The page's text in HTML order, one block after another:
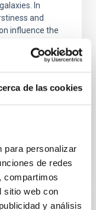
de las cookies
para personalizar
de redes
compartimos
sitio web con
y análisis
In
and
influence the